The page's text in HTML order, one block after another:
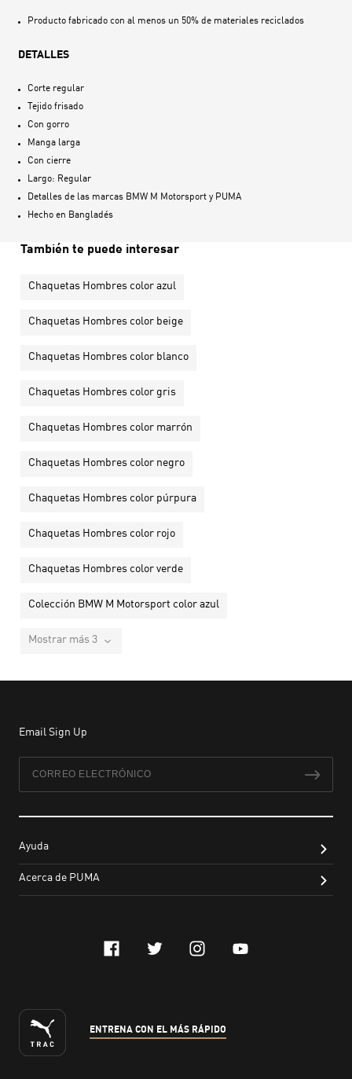
Producto fabricado con al menos un 50% de materiales reciclados
DETALLES
Corte regular
Tejido frisado
Con gorro
Manga larga
Con cierre
Largo: Regular
Detalles de las marcas BMW M Motorsport y PUMA
Hecho en Bangladés
También te puede interesar
Chaquetas Hombres color azul
Chaquetas Hombres color beige
Chaquetas Hombres color blanco
Chaquetas Hombres color gris
Chaquetas Hombres color marrón
Chaquetas Hombres color negro
Chaquetas Hombres color púrpura
Chaquetas Hombres color rojo
Chaquetas Hombres color verde
Colección BMW M Motorsport color azul
Mostrar más 3